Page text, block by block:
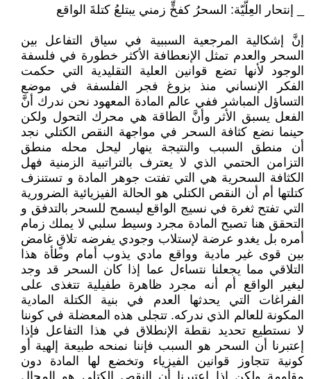
_ إنتحار العِلّيّة: السحرُ كفخٍّ زمني يبتلعُ كتلةَ الواقع
إنَّ إشكالية المرجعية السببية في سياق التفاعل بين
السحر والعدم تمثل الإنعطافة الأكثر خطورة في فلسفة
الوجود لأنها تضع قوانين العلية التقليدية التي حكمت
الفكر الإنساني منذ بزوغ فجر الفلسفة في موضع
التساؤل المباشر ففي عالم المادة المعهود نحن ندرك أنَّ
الفعل يسبق الأثر وأنَّ الطاقة هي محرك التحول ولكن
حينما نضع كثافة السحر في مواجهة النقص الكتلي نجد
أن منطق السبب والنتيجة ينهار ليحل محله منطق
التزامن الحتمي الذي لا يعترف بالتراتبية الزمنية فهل
الكثافة السحرية هي التي تفتت جوهر المادة و تستنزف
كتلتها أم أن النقص الكتلي هو الحالة الفيزيائية الضرورية
التي تفتح ثغرة في نسيج الواقع ليسمح للسحر بالتدفق و
التحقق هنا تصبح المادة مجرد وسيط سلبي لا يملك زمام
أمره بل يغدو عرضة لإستلاب وجودي يفرضه تلاقٍ غامض
بين قوى غير مادية وواقع مادي يذوب أمام وطأة هذا
التلاقي مما يجعلنا نتساءل عما إذا كان السحر قد وجد
ليغير الواقع أم أنه مجرد ظاهرة طفيلية تتغذى على
الفراغات التي يحدثها العدم في بنية الكتلة المادية
المكونة للعالم الذي ندركه. تتجلى هذه المعضلة في كوننا
لا نستطيع تحديد نقطة الإنطلاق في هذا التفاعل فإذا
إعتبرنا أن السحر هو السبب فإننا نمنحه طبيعة إلهية أو
كونية تتجاوز قوانين الفيزياء وتخضع لها المادة دون